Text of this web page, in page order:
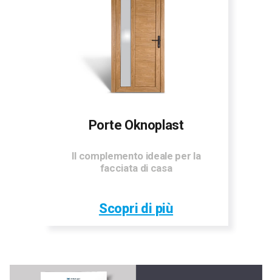
Porte Oknoplast
Il complemento ideale per la
facciata di casa
Scopri di più